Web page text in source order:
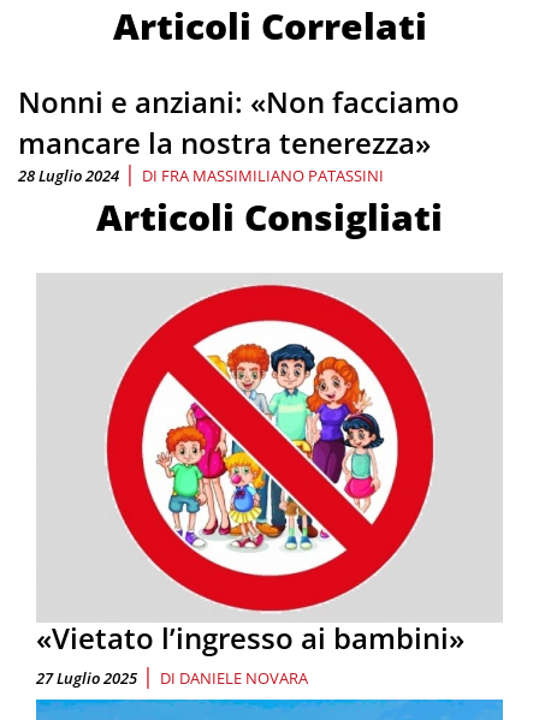
Articoli Correlati
Nonni e anziani: «Non facciamo
mancare la nostra tenerezza»
28 Luglio 2024 | DI FRA MASSIMILIANO PATASSINI
Articoli Consigliati
«Vietato l’ingresso ai bambini»
27 Luglio 2025 | DI DANIELE NOVARA